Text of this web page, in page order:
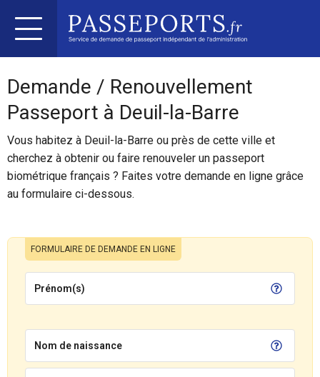
Demande / Renouvellement
Passeport à Deuil-la-Barre
Vous habitez à Deuil-la-Barre ou près de cette ville et
cherchez à obtenir ou faire renouveler un passeport
biométrique français ? Faites votre demande en ligne grâce
au formulaire ci-dessous.
FORMULAIRE DE DEMANDE EN LIGNE
Prénom(s)
Nom de naissance